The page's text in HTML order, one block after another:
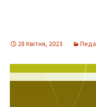
28 Квітня, 2023